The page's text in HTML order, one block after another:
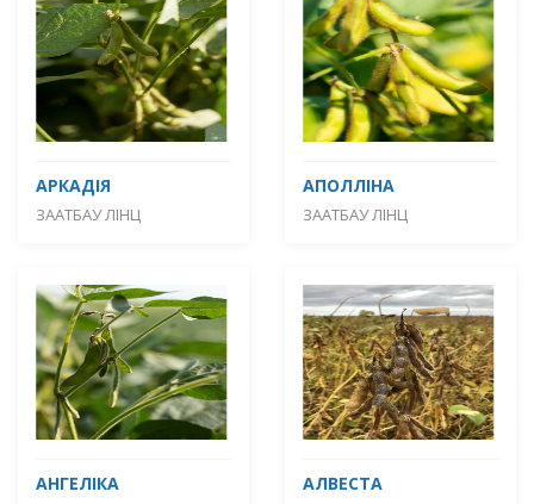
АРКАДІЯ
ЗААТБАУ ЛІНЦ
АПОЛЛІНА
ЗААТБАУ ЛІНЦ
АНГЕЛІКА АЛВЕСТА